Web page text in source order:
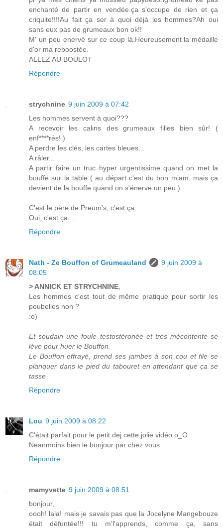
enchanté de partir en vendée.ça s'occupe de rien et ça
criquite!!!!Au fait ça ser à quoi déjà les hommes?Ah oui
sans eux pas de grumeaux bon ok!!
M' un peu enervé sur ce coup là.Heureusement la médaille
d'or ma reboostée.
ALLEZ AU BOULOT
Répondre
strychnine 9 juin 2009 à 07:42
Les hommes servent à quoi???
A recevoir les calins des grumeaux filles bien sûr! (
enf****rés! )
A perdre les clés, les cartes bleues...
A râler...
A partir faire un truc hyper urgentissime quand on met la
bouffe sur la table ( au départ c'est du bon miam, mais ça
devient de la bouffe quand on s'énerve un peu )
C'est le père de Preum's, c'est ça...
Oui, c'est ça....
Répondre
Nath - Ze Bouffon of Grumeauland
9 juin 2009 à
08:05
> ANNICK ET STRYCHNINE
Les hommes c'est tout de même pratique pour sortir les
poubelles non ?
:o)
Et soudain une foule testostéronée et très mécontente se
lève pour huer le Bouffon.
Le Bouffon effrayé, prend ses jambes à son cou et file se
planquer dans le pied du tabouret en attendant que ça se
tasse
Répondre
Lou 9 juin 2009 à 08:22
C'était parfait pour le petit dej cette jolie vidéo o_O
Neanmoins bien le bonjour par chez vous .
Répondre
mamyvette 9 juin 2009 à 08:51
bonjour,
oooh! lala! mais je savais pas que la Jocelyne Mangebouze
était défuntée!!! tu m'l'apprends, comme ça, sans